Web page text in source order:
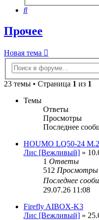
Поиск
Прочее
Новая тема
23 темы • Страница 1 из 1
Темы
Ответы
Просмотры
Последнее
HOUMO LQ50-24
Лис [Вежливый] »
1 Ответы
512 Просмотры
Последнее
29.07.26 11:08
Firefly AIBOX-K3
Лис [Вежливый] »